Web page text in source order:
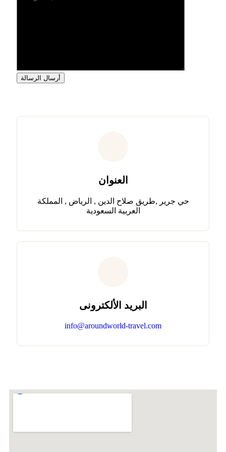
العنوان
حي جرير ,طريق صلاح الدين , الرياض , المملكة
العربية السعودية
البريد الألكترونى
info@aroundworld-travel.com